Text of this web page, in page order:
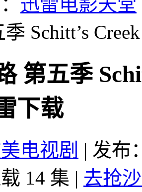
Schitt’s
第五季
下载
电视剧 | 发布
14 集 | 去抢